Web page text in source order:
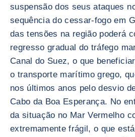
suspensão dos seus ataques
sequência do cessar-fogo em
das tensões na região poderá
regresso gradual do tráfego
Canal do Suez, o que
o transporte marítimo grego,
nos últimos anos pelo desvio
Cabo da Boa Esperança. No
da situação no Mar Vermelho
extremamente frágil, o que